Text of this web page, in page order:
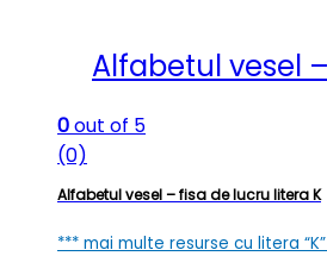
Alfabetul vesel
0out of 5
(0)
Alfabetul vesel – fisa de lucru litera K
*** mai multe resurse cu litera